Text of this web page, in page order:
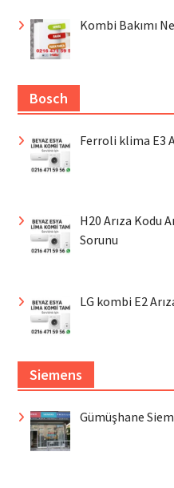
Kombi Bakımı
Bosch
Ferroli klima E3
H20 Arıza Kodu
Sorunu
LG kombi E2
Siemens
Gümüşhane